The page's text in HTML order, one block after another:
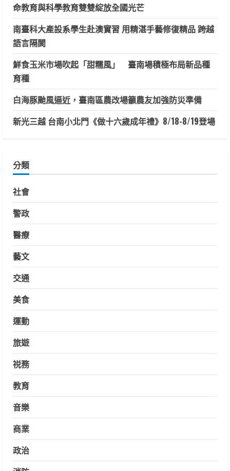
命教育與科學教育雙雙綻放全國光芒
南臺科大產設系學生赴澳實習 用精湛手藝修復精品 跨越
語言隔閡
鮮食玉米市場吹起「甜糯風」 臺南場積極布局新品種
育種
白海豚颱風逼近，臺南區農改場籲農友加強防災準備
新光三越 台南小北門《做十六歲成年禮》8/18-8/19登場
分類
社會
警政
醫療
藝文
交通
美食
運動
旅遊
祱務
教育
音樂
商業
政治